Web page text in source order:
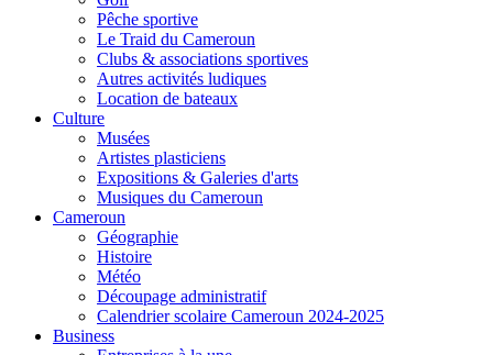
Pêche sportive
Le Traid du Cameroun
Clubs & associations sportives
Autres activités ludiques
Location de bateaux
Culture
Musées
Artistes plasticiens
Expositions & Galeries d'arts
Musiques du Cameroun
Cameroun
Géographie
Histoire
Météo
Découpage administratif
Calendrier scolaire Cameroun 2024-2025
Business